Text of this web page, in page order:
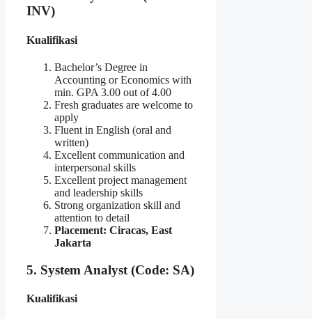
INV)
Kualifikasi
Bachelor’s Degree in
Accounting or Economics with
min. GPA 3.00 out of 4.00
Fresh graduates are welcome to
apply
Fluent in English (oral and
written)
Excellent communication and
interpersonal skills
Excellent project management
and leadership skills
Strong organization skill and
attention to detail
Placement: Ciracas, East
Jakarta
5. System Analyst (Code: SA)
Kualifikasi